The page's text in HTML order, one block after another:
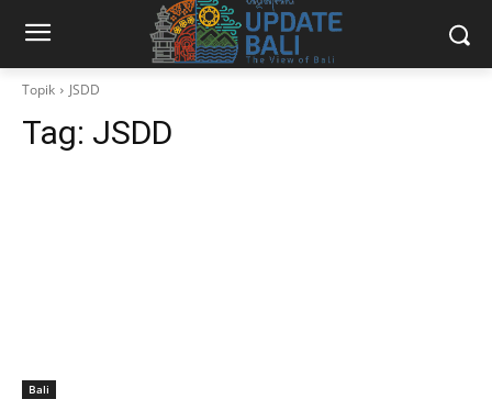
Topik JSDD
Tag: JSDD
Bali